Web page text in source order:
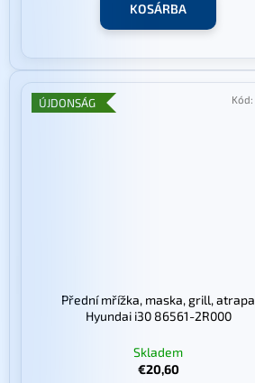
KOSÁRBA
ÚJDONSÁG
Přední mřížka, maska, grill, atrapa
Hyundai i30 86561-2R000
Skladem
€20,60
Kód: